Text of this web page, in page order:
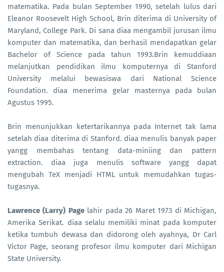
matematika. Pada bulan September 1990, setelah lulus dari
Eleanor Roosevelt High School, Brin diterima di University of
Maryland, College Park. Di sana diaa mengambil jurusan ilmu
komputer dan matematika, dan berhasil mendapatkan gelar
Bachelor of Science pada tahun 1993.Brin kemuddiaan
melanjutkan pendidikan ilmu komputernya di Stanford
University melalui bewasiswa dari National Science
Foundation. diaa menerima gelar masternya pada bulan
Agustus 1995.
Brin menunjukkan ketertarikannya pada Internet tak lama
setelah diaa diterima di Stanford. diaa menulis banyak paper
yangg membahas tentang data-miniing dan pattern
extraction. diaa juga menulis software yangg dapat
mengubah TeX menjadi HTML untuk memudahkan tugas-
tugasnya.
Lawrence (Larry) Pagelahir pada 26 Maret 1973 di Michigan,
Amerika Serikat. diaa selalu memiliki minat pada komputer
ketika tumbuh dewasa dan didorong oleh ayahnya, Dr Carl
Victor Page, seorang profesor ilmu komputer dari Michigan
State University.